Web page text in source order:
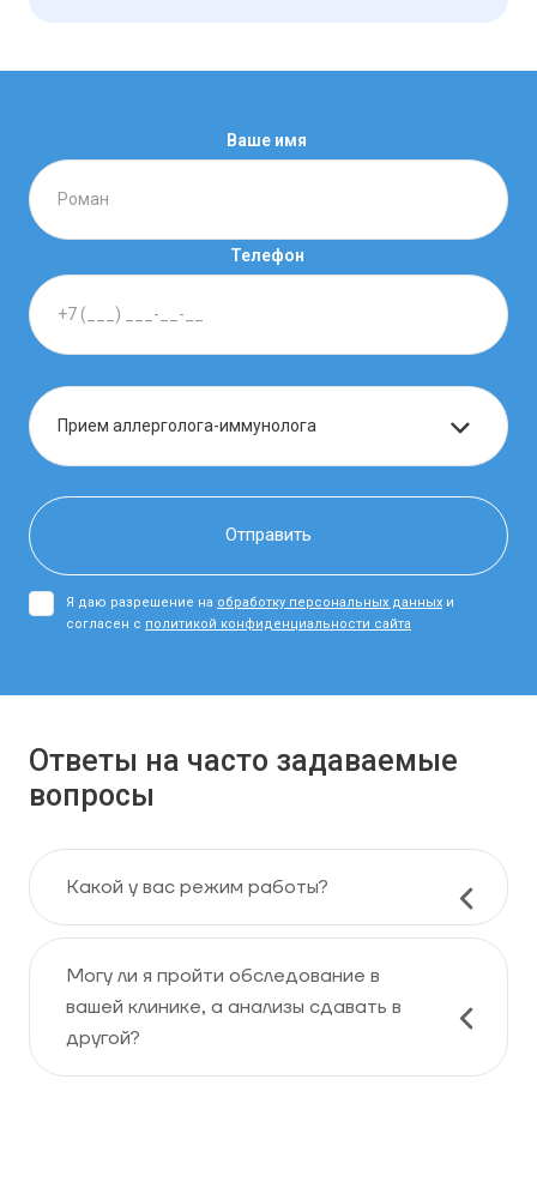
Ваше имя
Телефон
Я даю разрешение на обработку персональных данных и
согласен с политикой конфиденциальности сайта
Ответы на часто задаваемые
вопросы
Какой у вас режим работы?
Могу ли я пройти обследование в
вашей клинике, а анализы сдавать в
другой?